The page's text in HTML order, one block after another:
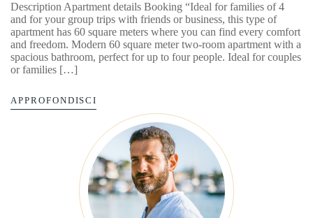
Description Apartment details Booking “Ideal for families of 4
and for your group trips with friends or business, this type of
apartment has 60 square meters where you can find every comfort
and freedom. Modern 60 square meter two-room apartment with a
spacious bathroom, perfect for up to four people. Ideal for couples
or families […]
APPROFONDISCI